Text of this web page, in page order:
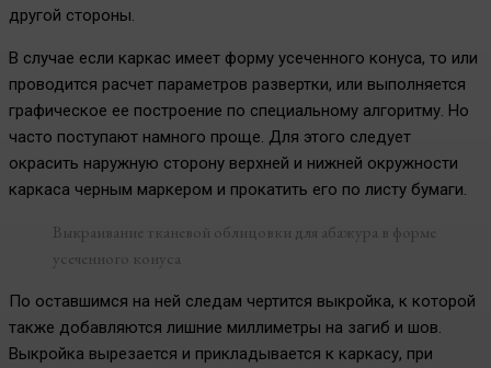
другой стороны.
В случае если каркас имеет форму усеченного конуса, то или
проводится расчет параметров развертки, или выполняется
графическое ее построение по специальному алгоритму. Но
часто поступают намного проще. Для этого следует
окрасить наружную сторону верхней и нижней окружности
каркаса черным маркером и прокатить его по листу бумаги.
Выкраивание тканевой облицовки для абажура в форме
усеченного конуса
По оставшимся на ней следам чертится выкройка, к которой
также добавляются лишние миллиметры на загиб и шов.
Выкройка вырезается и прикладывается к каркасу, при